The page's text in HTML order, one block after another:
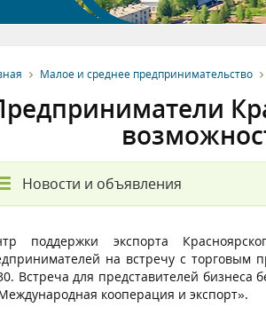
Малое и среднее предпринимательство
Новости и объявления
поддержки экспорта
на встречу с торговым
Встреча для представителей
кооперация и экспорт».